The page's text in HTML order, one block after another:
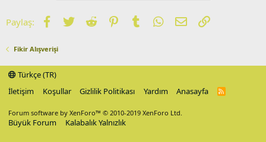
Paylaş: Facebook
TwitterReddit PinterestTumblrWhatsApp
E-postaLink
Fikir Alışverişi
Türkçe (TR)
İletişim
Koşullar Gizlilik Politikası Yardım Anasayfa
R
Forum software by XenForo™ © 2010-2019 XenForo Ltd.
Büyük Forum Kalabalık Yalnızlık